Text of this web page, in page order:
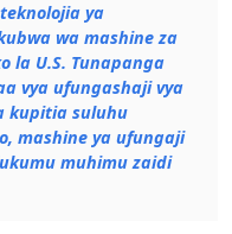
ya
wa mashine za
la U.S. Tunapanga
vya ufungashaji vya
kupitia suluhu
mashine ya ufungaji
muhimu zaidi